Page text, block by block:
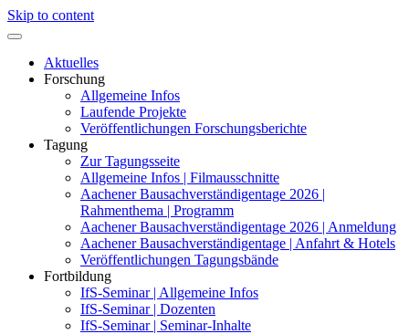
Skip to content
Aktuelles
Forschung
Allgemeine Infos
Laufende Projekte
Veröffentlichungen Forschungsberichte
Tagung
Zur Tagungsseite
Allgemeine Infos | Filmausschnitte
Aachener Bausachverständigentage 2026 |
Rahmenthema | Programm
Aachener Bausachverständigentage 2026 | Anmeldung
Aachener Bausachverständigentage | Anfahrt & Hotels
Veröffentlichungen Tagungsbände
Fortbildung
IfS-Seminar | Allgemeine Infos
IfS-Seminar | Dozenten
IfS-Seminar | Seminar-Inhalte